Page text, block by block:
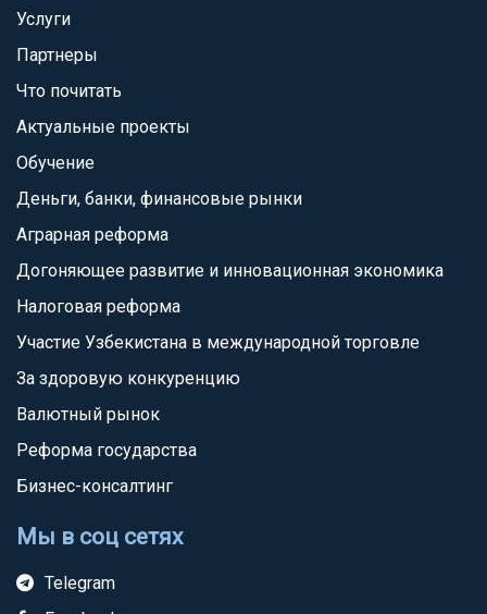
Услуги
Партнеры
Что почитать
Актуальные проекты
Обучение
Деньги, банки, финансовые рынки
Аграрная реформа
Догоняющее развитие и инновационная экономика
Налоговая реформа
Участие Узбекистана в международной торговле
За здоровую конкуренцию
Валютный рынок
Реформа государства
Бизнес-консалтинг
Мы в соц сетях
Telegram